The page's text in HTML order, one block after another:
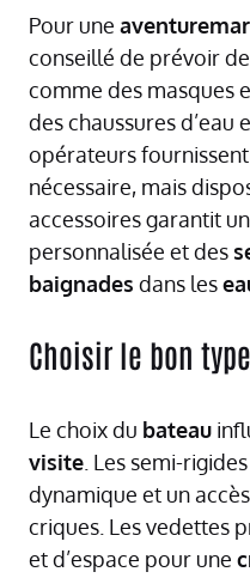
Pour une
conseillé de prévoir
comme des masques
des chaussures d’eau
opérateurs
nécessaire, mais
accessoires garantit
personnalisée et des
baignades dans les
Choisir le bon
Le choix du bateau
visite . Les semi-
dynamique et un
criques. Les vedettes
et d’espace pour une